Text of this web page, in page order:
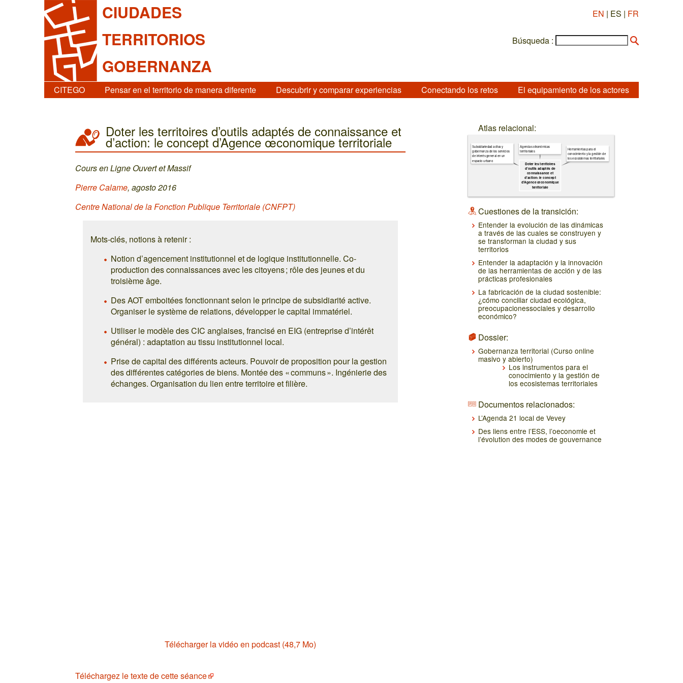
CIUDADES
TERRITORIOS
GOBERNANZA
EN | ES | FR
Búsqueda :
CITEGO Pensar en el territorio de manera diferente Descubrir y comparar experiencias Conectando los retos El equipamiento de los actores
Doter les territoires d’outils adaptés de connaissance et
d’action: le concept d’Agence œconomique territoriale
Cours en Ligne Ouvert et Massif
Pierre Calame, agosto 2016
Centre National de la Fonction Publique Territoriale (CNFPT)
Mots-clés, notions à retenir :
Notion d’agencement institutionnel et de logique institutionnelle. Co-
production des connaissances avec les citoyens ; rôle des jeunes et du
troisième âge.
Des AOT emboitées fonctionnant selon le principe de subsidiarité active.
Organiser le système de relations, développer le capital immatériel.
Utiliser le modèle des CIC anglaises, francisé en EIG (entreprise d’intérêt
général) : adaptation au tissu institutionnel local.
Prise de capital des différents acteurs. Pouvoir de proposition pour la gestion
des différentes catégories de biens. Montée des « communs ». Ingénierie des
échanges. Organisation du lien entre territoire et filière.
Télécharger la vidéo en podcast (48,7 Mo)
Téléchargez le texte de cette séance
Atlas relacional:
Doter les territoires
d’outils adaptés de
connaissance et
d’action: le concept
d’Agence œconomique
territoriale
Herramientas para el
conocimiento y la gestión de
los ecosistemas territoriales
Agencias oikonómicas
territoriales
Subsidiariedad activa y
gobernanza de los servicios
de interés general en un
espacio urbano
Cuestiones de la transición:
Entender la evolución de las dinámicas
a través de las cuales se construyen y
se transforman la ciudad y sus
territorios
Entender la adaptación y la innovación
de las herramientas de acción y de las
prácticas profesionales
La fabricación de la ciudad sostenible:
¿cómo conciliar ciudad ecológica,
preocupacionessociales y desarrollo
económico?
Dossier:
Gobernanza territorial (Curso online
masivo y abierto)
Los instrumentos para el
conocimiento y la gestión de
los ecosistemas territoriales
Documentos relacionados:
L’Agenda 21 local de Vevey
Des liens entre l’ESS, l’oeconomie et
l’évolution des modes de gouvernance